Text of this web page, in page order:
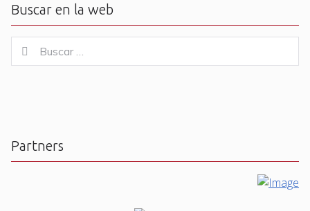
Buscar en la web
for:
Buscar
Partners